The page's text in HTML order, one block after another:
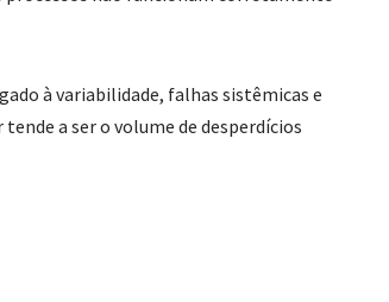
à variabilidade, falhas sistêmicas e
a ser o volume de desperdícios